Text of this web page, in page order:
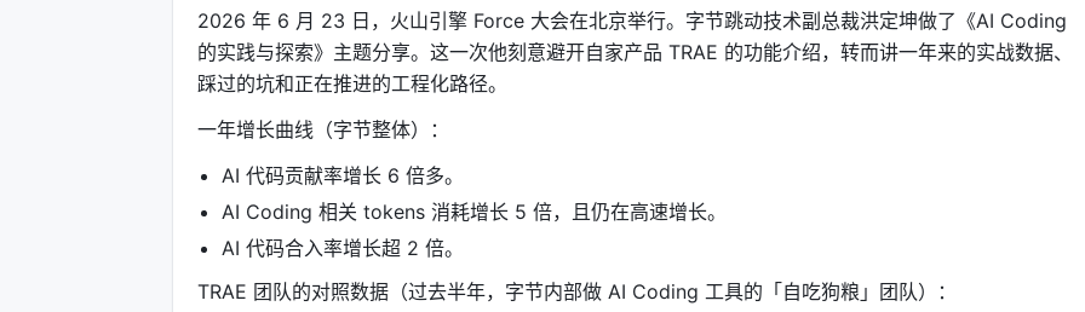
2026 年 6 月 23 日，火山引擎 Force 大会在北京举行。字节跳动技术副总裁洪定坤做了《AI Coding
的实践与探索》主题分享。这一次他刻意避开自家产品 TRAE 的功能介绍，转而讲一年来的实战数据、
踩过的坑和正在推进的工程化路径。
一年增长曲线（字节整体）：
AI 代码贡献率增长 6 倍多。
AI Coding 相关 tokens 消耗增长 5 倍，且仍在高速增长。
AI 代码合入率增长超 2 倍。
TRAE 团队的对照数据（过去半年，字节内部做 AI Coding 工具的「自吃狗粮」团队）：